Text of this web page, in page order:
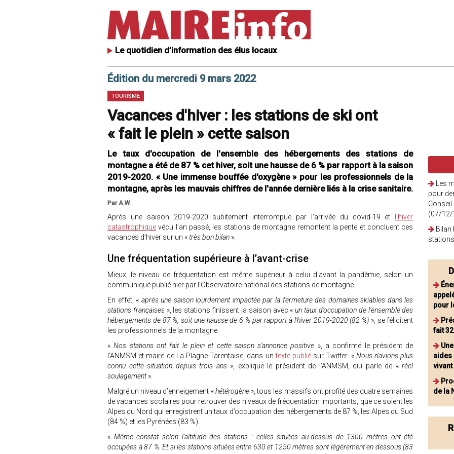
Le quotidien d’information des élus locaux
Édition du mercredi 9 mars 2022
TOURISME
Vacances d'hiver : les stations de ski ont
« fait le plein » cette saison
Le taux d'occupation de l'ensemble des hébergements des stations de
montagne a été de 87 % cet hiver, soit une hausse de 6 % par rapport à la saison
2019-2020. « Une immense bouffée d'oxygène » pour les professionnels de la
montagne, après les mauvais chiffres de l'année dernière liés à la crise sanitaire.
Par A.W.
Après une saison 2019-2020 subitement interrompue par l’arrivée du covid-19 et
l’hiver
catastrophique vécu l’an passé, les stations de montagne remontent la pente et concluent ces
vacances d’hiver sur un «très bon bilan ».
Une fréquentation supérieure à l’avant-crise
Mieux, le niveau de fréquentation est même supérieur à celui d'avant la pandémie, selon un
communiqué publié hier par l'Observatoire national des stations de montagne.
En effet, « après une saison lourdement impactée par la fermeture des domaines skiables dans les
stations françaises », les stations finissent la saison avec «un taux d’occupation de l’ensemble des
hébergements de 87 %, soit une hausse de 6 % par rapport à l’hiver 2019-2020 (82 %) », se félicitent
les professionnels de la montagne.
«Nos stations ont fait le plein et cette saison s’annonce positive », a confirmé le président de
l'ANMSM et maire de La Plagne-Tarentaise, dans untexte publié sur Twitter. « Nous n’avions plus
connu cette situation depuis trois ans», explique le président de l’ANMSM, qui parle de «réel
soulagement».
Malgré un niveau d’enneigement «hétérogène », tous les massifs ont profité des quatre semaines
de vacances scolaires pour retrouver des niveaux de fréquentation importants, que ce soient les
Alpes du Nord qui enregistrent un taux d’occupation des hébergements de 87 %, les Alpes du Sud
(84 %) et les Pyrénées (83 %).
« Même constat selon l’altitude des stations : celles situées au-dessus de 1300 mètres ont été
occupées à 87 %. Et si les stations situées entre 630 et 1250 mètres sont légèrement en dessous (83
Les
pour
(07/
Bilan
pour
fait
aides
vivant
de la